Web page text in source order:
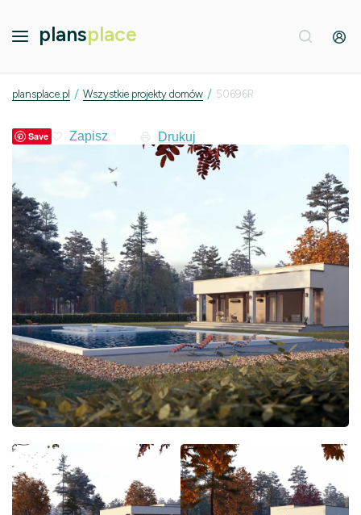
plansplace
plansplace.pl / Wszystkie projekty domów / 50696R
Save Drukuj